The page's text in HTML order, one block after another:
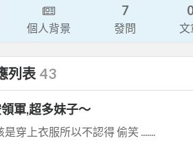
個人背景
7
發問
0
文
列表 43
軍,超多妹子～
穿上衣服所以不認得 偷笑 .......